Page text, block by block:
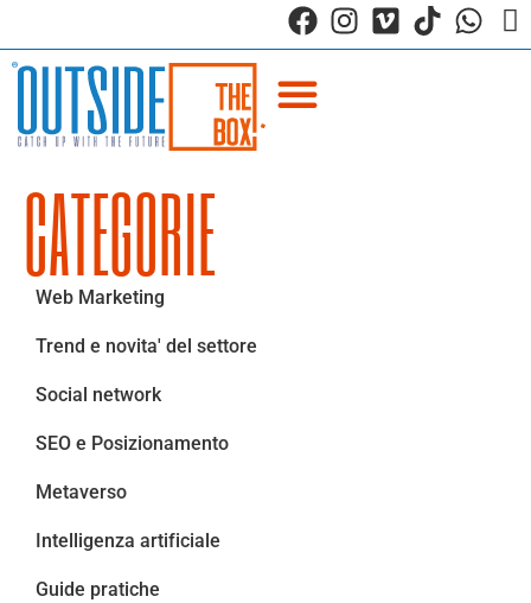
CATEGORIE
Web Marketing
Trend e novita' del settore
Social network
SEO e Posizionamento
Metaverso
Intelligenza artificiale
Guide pratiche